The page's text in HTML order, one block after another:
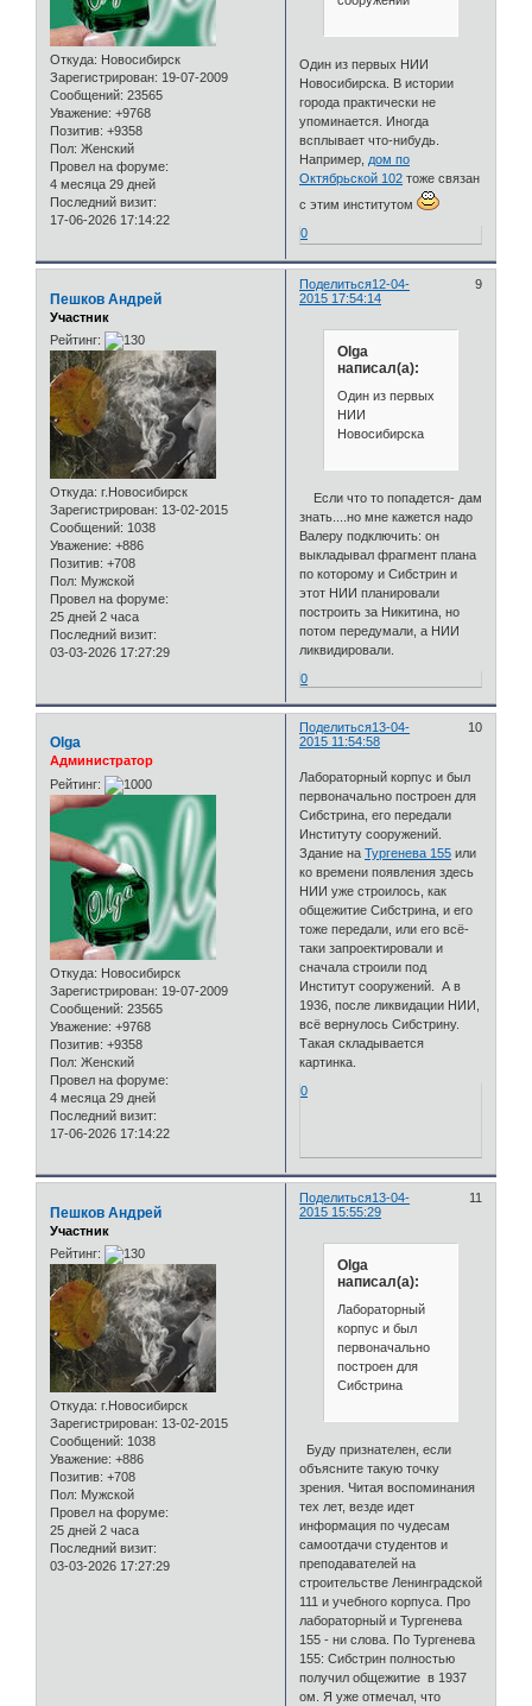
Откуда: Новосибирск
Зарегистрирован: 19-07-2009
Сообщений: 23565
Уважение: +9768
Позитив: +9358
Пол: Женский
Провел на форуме:
4 месяца 29 дней
Последний визит:
17-06-2026 17:14:22
Один из первых НИИ
Новосибирска. В истории
города практически не
упоминается. Иногда
всплывает что-нибудь.
Например, дом по
Октябрьской 102 тоже связан
с этим институтом
0
Поделиться 9
12-04-
2015 17:54:14
Пешков Андрей
Участник
Рейтинг:
Откуда: г.Новосибирск
Зарегистрирован: 13-02-2015
Сообщений: 1038
Уважение: +886
Позитив: +708
Пол: Мужской
Провел на форуме:
25 дней 2 часа
Последний визит:
03-03-2026 17:27:29
Olga
написал(а):
Один из первых
НИИ
Новосибирска
Если что то попадется- дам
знать....но мне кажется надо
Валеру подключить: он
выкладывал фрагмент плана
по которому и Сибстрин и
этот НИИ планировали
построить за Никитина, но
потом передумали, а НИИ
ликвидировали.
0
Поделиться 10
13-04-
2015 11:54:58
Olga
Администратор
Рейтинг:
Откуда: Новосибирск
Зарегистрирован: 19-07-2009
Сообщений: 23565
Уважение: +9768
Позитив: +9358
Пол: Женский
Провел на форуме:
4 месяца 29 дней
Последний визит:
17-06-2026 17:14:22
Лабораторный корпус и был
первоначально построен для
Сибстрина, его передали
Институту сооружений.
Здание наТургенева 155 или
ко времени появления здесь
НИИ уже строилось, как
общежитие Сибстрина, и его
тоже передали, или его всё-
таки запроектировали и
сначала строили под
Институт сооружений. А в
1936, после ликвидации НИИ,
всё вернулось Сибстрину.
Такая складывается
картинка.
0
Поделиться 11
13-04-
2015 15:55:29
Пешков Андрей
Участник
Рейтинг:
Откуда: г.Новосибирск
Зарегистрирован: 13-02-2015
Сообщений: 1038
Уважение: +886
Позитив: +708
Пол: Мужской
Провел на форуме:
25 дней 2 часа
Последний визит:
03-03-2026 17:27:29
Olga
написал(а):
Лабораторный
корпус и был
первоначально
построен для
Сибстрина
Буду признателен, если
объясните такую точку
зрения. Читая воспоминания
тех лет, везде идет
информация по чудесам
самоотдачи студентов и
преподавателей на
строительстве Ленинградской
111 и учебного корпуса. Про
лабораторный и Тургенева
155 - ни слова. По Тургенева
155: Сибстрин полностью
получил общежитие в 1937
ом. Я уже отмечал, что